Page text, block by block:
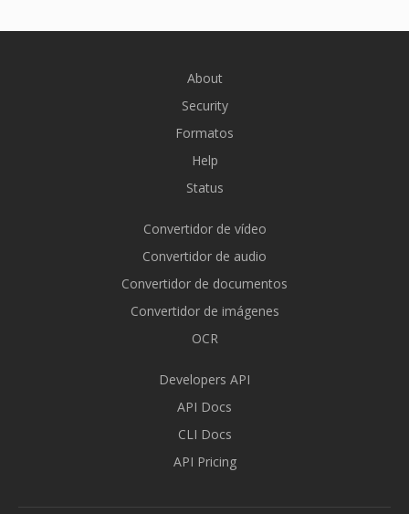
About
Security
Formatos
Help
Status
Convertidor de vídeo
Convertidor de audio
Convertidor de documentos
Convertidor de imágenes
OCR
Developers API
API Docs
CLI Docs
API Pricing